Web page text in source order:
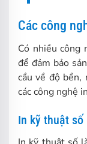
Các công
Có nhiều công
để đảm bảo
cầu về độ bền,
các công nghệ
In kỹ thuật số